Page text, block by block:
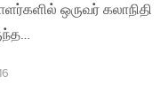
ஒருவர் கலாநிதி